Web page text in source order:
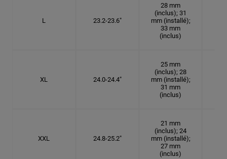
L 23.2-23.6"
28 mm
(inclus); 31
mm (installé);
33 mm
(inclus)
XL 24.0-24.4"
25 mm
(inclus); 28
mm (installé);
31 mm
(inclus)
XXL 24.8-25.2"
21 mm
(inclus); 24
mm (installé);
27 mm
(inclus)